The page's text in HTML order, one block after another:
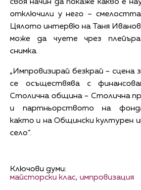
своя начин да покаже какво е
отключили у него – смелостта
Цялото интервю на Таня
може да чуете чрез
снимка.
„Импровизирай безкрай – сцена
се осъществява с
Столична община – Столична
и партньорството на
както и на Общински културен
село“.
Ключови думи:
майсторски клас, импровизация